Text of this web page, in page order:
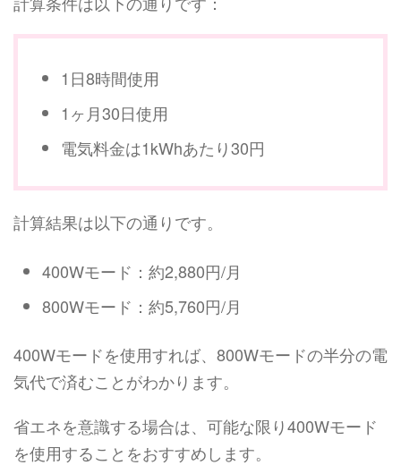
1日8時間使用
1ヶ月30日使用
電気料金は1kWhあたり30円
計算結果は以下の通りです。
400Wモード：約2,880円/月
800Wモード：約5,760円/月
400Wモードを使用すれば、800Wモードの半分の電
気代で済むことがわかります。
省エネを意識する場合は、可能な限り400Wモード
を使用することをおすすめします。